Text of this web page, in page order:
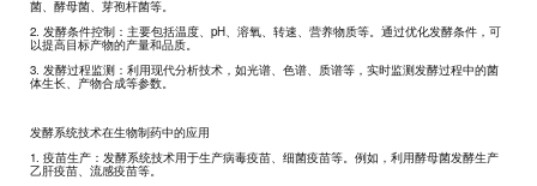
菌、酵母菌、芽孢杆菌等。
2. 发酵条件控制：主要包括温度、pH、溶氧、转速、营养物质等。通过优化发酵条件，可
以提高目标产物的产量和品质。
3. 发酵过程监测：利用现代分析技术，如光谱、色谱、质谱等，实时监测发酵过程中的菌
体生长、产物合成等参数。
发酵系统技术在生物制药中的应用
1. 疫苗生产：发酵系统技术用于生产病毒疫苗、细菌疫苗等。例如，利用酵母菌发酵生产
乙肝疫苗、流感疫苗等。